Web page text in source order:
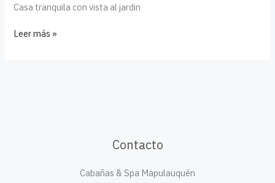
Casa tranquila con vista al jardin
Leer más »
Contacto
Cabañas & Spa Mapulauquén